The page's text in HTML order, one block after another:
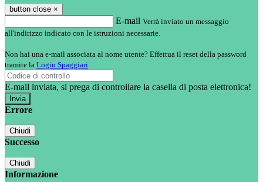
button close ×
E-mail Verrà inviato un messaggio
all'indirizzo indicato con le istruzioni necessarie.
Non hai una e-mail associata al nome utente? Effettua il reset della password
tramite la Login Spaggiari
E-mail inviata, si prega di controllare la casella di posta elettronica!
Errore
Chiudi
Successo
Chiudi
Informazione